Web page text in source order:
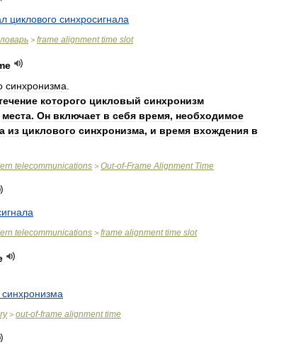
циклового синхросигнала
> frame alignment time slot
синхронизма
которого цикловый синхронизм
места. Он включает в себя время, необходимое
из циклового синхронизма, и время вхождения в
telecommunications > Out-of-Frame Alignment Time
telecommunications > frame alignment time slot
синхронизма
> out-of-frame alignment time